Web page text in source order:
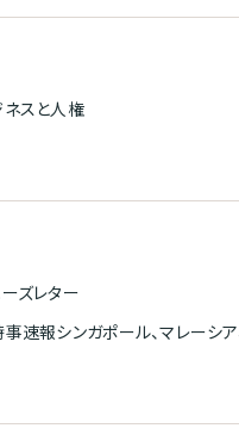
ネスと人権
ズレター
速報シンガポール、マレーシア